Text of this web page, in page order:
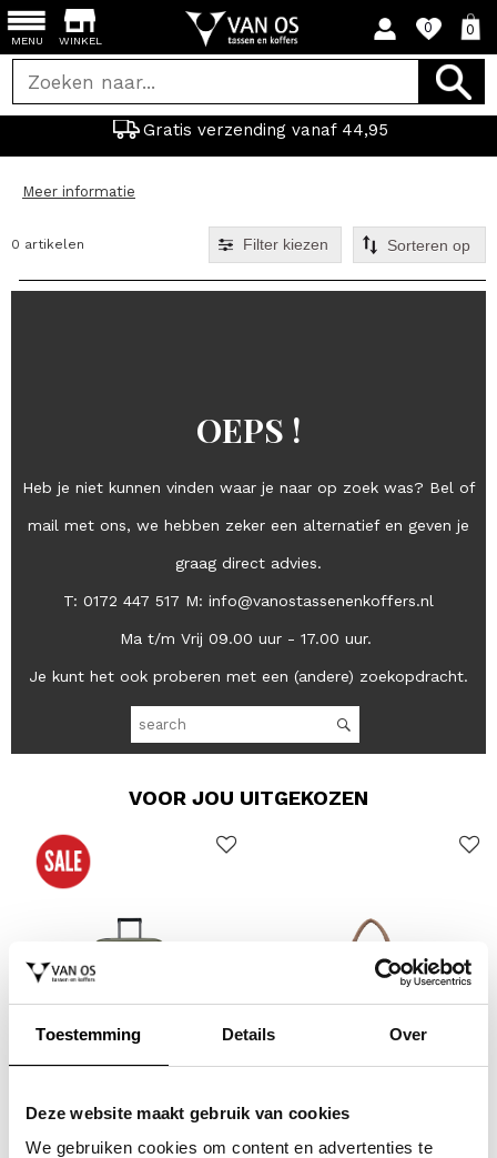
Toestemming Details Over
Deze website maakt gebruik van cookies
We gebruiken cookies om content en advertenties te
WINKEL
0 0
Gratis verzending vanaf 44,95
MENU
Meer informatie
0 artikelen Filter kiezen
OEPS !
Heb je niet kunnen vinden waar je naar op zoek was? Bel of
mail met ons, we hebben zeker een alternatief en geven je
graag direct advies.
T: 0172 447 517 M: info@vanostassenenkoffers.nl
Ma t/m Vrij 09.00 uur - 17.00 uur.
Je kunt het ook proberen met een (andere) zoekopdracht.
VOOR JOU UITGEKOZEN
koffer / trolley /
reiskoffer 75 cm (large)
grote schoudertas /
handtas dames birina